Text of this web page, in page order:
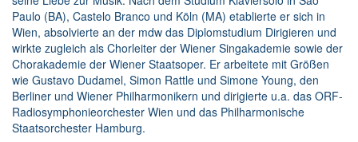
Paulo (BA), Castelo Branco und Köln (MA) etablierte er sich in
Wien, absolvierte an der mdw das Diplomstudium Dirigieren und
wirkte zugleich als Chorleiter der Wiener Singakademie sowie der
Chorakademie der Wiener Staatsoper. Er arbeitete mit Größen
wie Gustavo Dudamel, Simon Rattle und Simone Young, den
Berliner und Wiener Philharmonikern und dirigierte u.a. das ORF-
Radiosymphonieorchester Wien und das Philharmonische
Staatsorchester Hamburg.